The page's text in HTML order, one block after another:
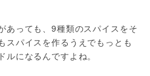
あっても、9種類のスパイスをそ
スパイスを作るうえでもっとも
になるんですよね。